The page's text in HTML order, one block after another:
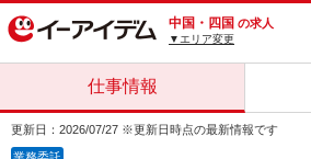
中国・四国 の求人
▼エリア変更
仕事情報
更新日：2026/07/27 ※更新日時点の最新情報です